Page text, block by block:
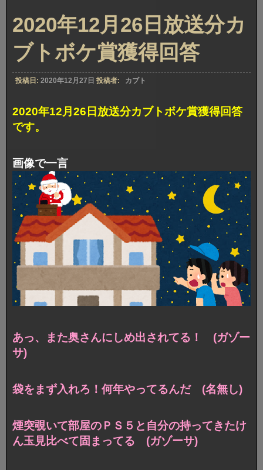
2020年12月26日放送分カ
ブトボケ賞獲得回答
投稿日: 2020年12月27日 投稿者: カブト
2020年12月26日放送分カブトボケ賞獲得回答
です。
画像で一言
あっ、また奥さんにしめ出されてる！ (ガゾー
サ)
袋をまず入れろ！何年やってるんだ (名無し)
煙突覗いて部屋のＰＳ５と自分の持ってきたけ
ん玉見比べて固まってる (ガゾーサ)